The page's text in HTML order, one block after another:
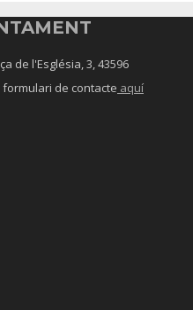
de l'Església, 3, 43596
formulari de contacte aquí